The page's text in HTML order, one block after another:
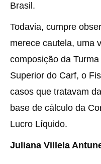
Brasil.
Todavia, cumpre
merece cautela, uma
composição da
Superior do Carf, o
casos que tratavam
base de cálculo da
Lucro Líquido.
Juliana Villela